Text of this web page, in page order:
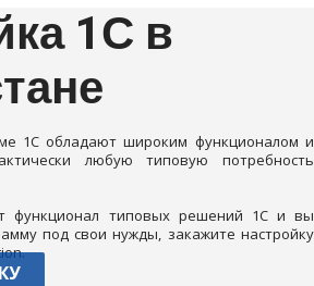
1С в
1С обладают широким функционалом и
любую типовую потребность
функционал типовых решений 1С и вы
под свои нужды, закажите настройку